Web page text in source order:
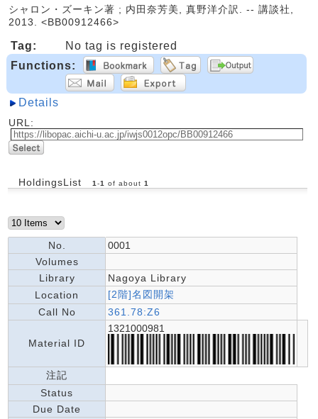
シャロン・ズーキン著 ; 内田奈芳美, 真野洋介訳. -- 講談社,
2013. <BB00912466>
Tag:
No tag is registered
Functions:
Details
URL:
HoldingsList 1 -1 of about 1
No.
0001
Volumes
Library
Nagoya Library
Location
[2階]名図開架
Call No
361.78:Z6
Material ID
1321000981
注記
Status
Due Date